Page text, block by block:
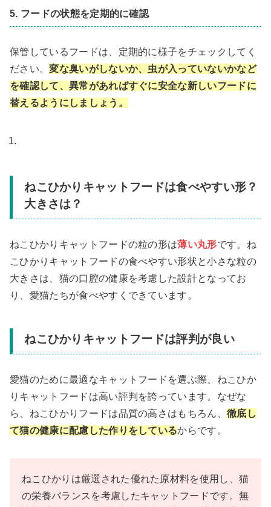
5. フードの状態を定期的に確認
保管しているフードは、定期的に様子をチェックしてく
ださい。変な臭いがしないか、虫が入っていないかなど
を確認して、異常があればすぐに安全な新しいフードに
替えるようにしましょう。
ねこひかりキャットフードは食べやすい形？
大きさは？
ねこひかりキャットフードの粒の形は薄い丸形です。ね
こひかりキャットフードの食べやすい形状と小さな粒の
大きさは、猫の口腔の健康を考慮した設計となってお
り、愛猫たちが食べやすくできています。
ねこひかりキャットフードは評判が良い
愛猫のために最適なキャットフードを選ぶ際、ねこひか
りキャットフードは高い評判を誇っています。なぜな
ら、ねこひかりフードは品質の高さはもちろん、徹底し
て猫の健康に配慮した作りをしているからです。
ねこひかりは厳選された優れた原材料を使用し、猫
の栄養バランスを考慮したキャットフードです。無